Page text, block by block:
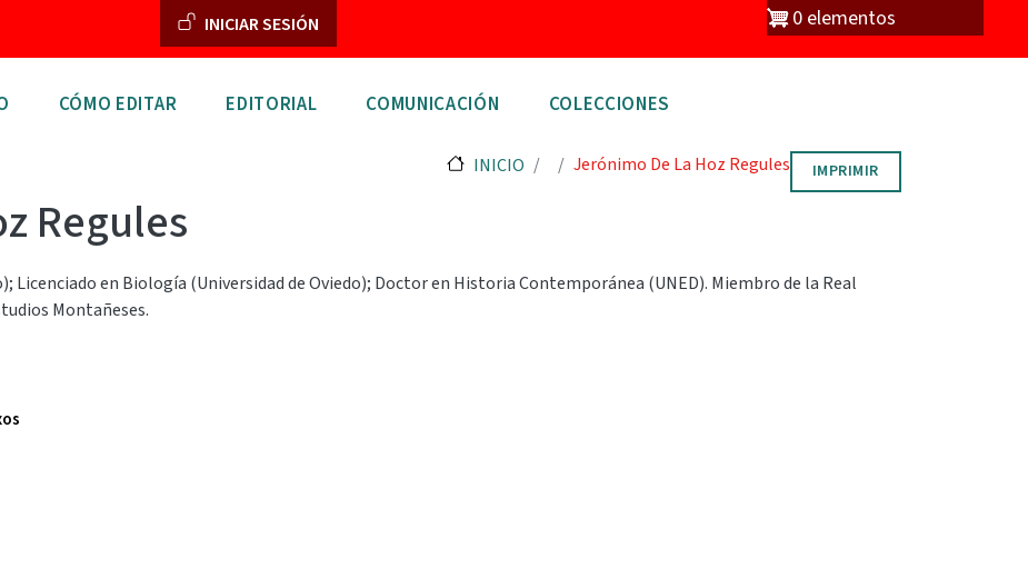
Menú de cuenta de usuario
INICIAR SESIÓN 0 elementos
principal
CÓMO EDITAR EDITORIAL COMUNICACIÓN COLECCIONES
INICIO Jerónimo De La Hoz Regules
Regules
IMPRIMIR
Licenciado en Biología (Universidad de Oviedo); Doctor en Historia Contemporánea (UNED). Miembro de la Real
Montañeses.